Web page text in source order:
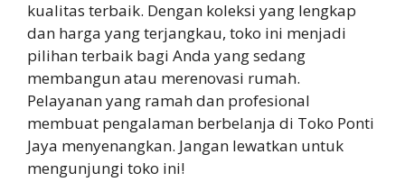
kualitas terbaik. Dengan koleksi yang lengkap
dan harga yang terjangkau, toko ini menjadi
pilihan terbaik bagi Anda yang sedang
membangun atau merenovasi rumah.
Pelayanan yang ramah dan profesional
membuat pengalaman berbelanja di Toko Ponti
Jaya menyenangkan. Jangan lewatkan untuk
mengunjungi toko ini!